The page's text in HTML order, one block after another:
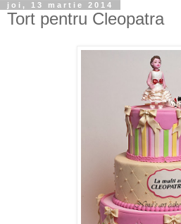
joi, 13 martie 2014
Tort pentru Cleopatra